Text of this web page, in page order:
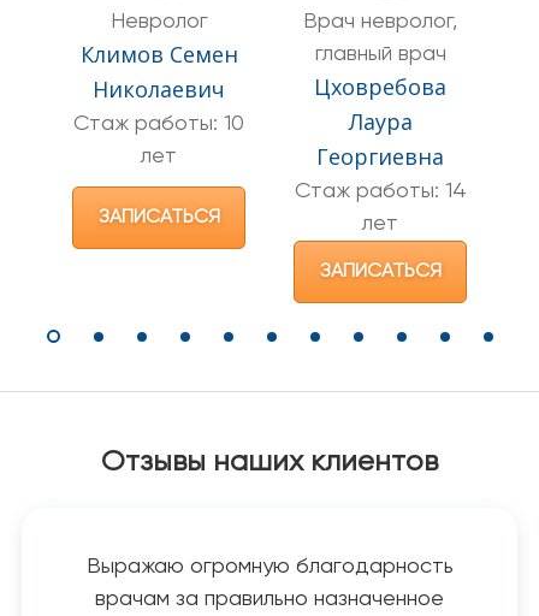
Невролог
Климов Семен
Николаевич
Стаж работы: 10
лет
ЗАПИСАТЬСЯ
Врач невролог,
главный врач
Цховребова
Лаура
Георгиевна
Стаж работы: 14
лет
ЗАПИСАТЬСЯ
Отзывы наших клиентов
Выражаю огромную благодарность
врачам за правильно назначенное